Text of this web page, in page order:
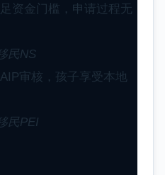
资金门槛，申请过程无
民NS
审核，孩子享受本地
民PEI